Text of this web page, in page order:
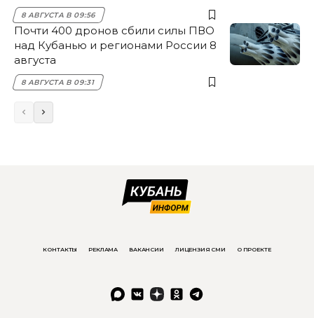
8 АВГУСТА В 09:56
Почти 400 дронов сбили силы ПВО
над Кубанью и регионами России 8
августа
8 АВГУСТА В 09:31
КОНТАКТЫ РЕКЛАМА ВАКАНСИИ ЛИЦЕНЗИЯ СМИ О ПРОЕКТЕ